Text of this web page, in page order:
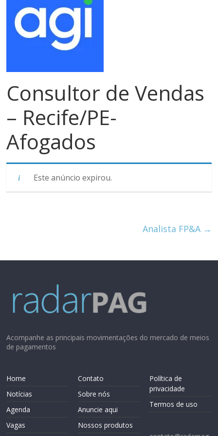
meios
de
pagamentos
Consultor de Vendas
– Recife/PE-
Afogados
Este anúncio expirou.
Analista FP&A →
Acompanhe as principais movimentações do mercado de meios
de pagamentos
Home
Notícias
Agenda
Vagas
Contato
Sobre nós
Anuncie aqui
Nossos produtos
Política de
privacidade
Termos de uso